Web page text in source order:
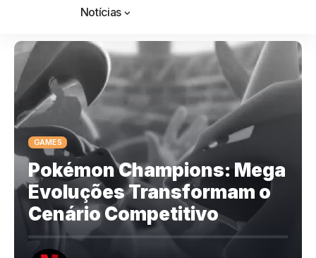
Notícias
GAMES
Pokémon Champions: Mega
Evoluções Transformam o
Cenário Competitivo